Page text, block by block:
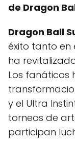
de Dragon
Dragon Ball
éxito tanto en
ha
Los fanáticos
y el Ultra
torneos de
participan